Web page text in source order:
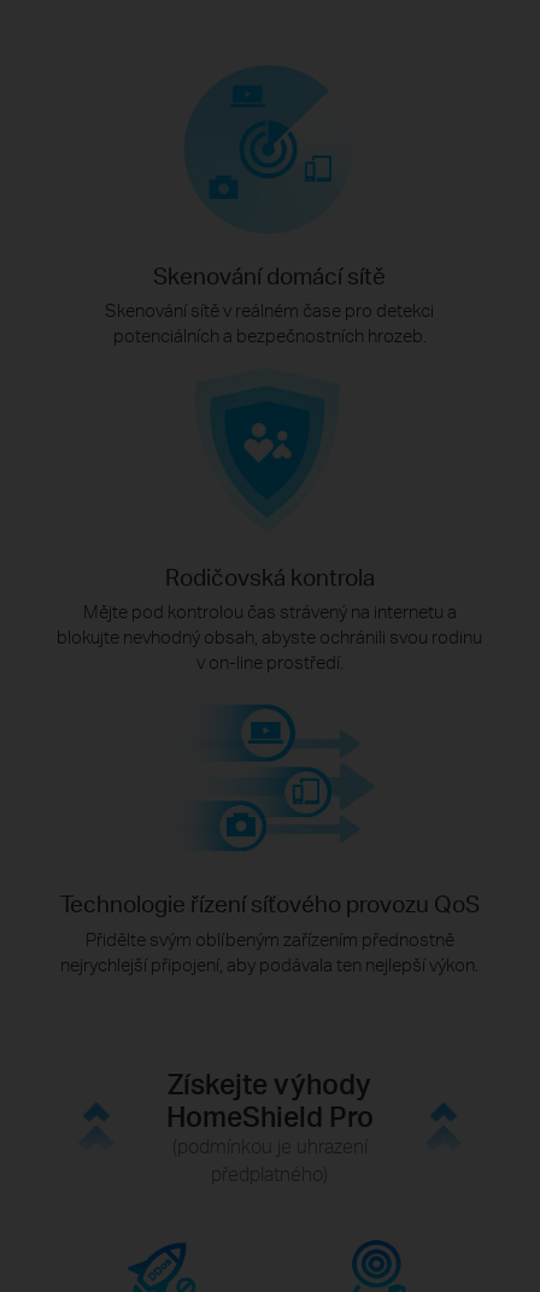
Skenování domácí sítě
Skenování sítě v reálném čase pro detekci
potenciálních a bezpečnostních hrozeb.
Rodičovská kontrola
Mějte pod kontrolou čas strávený na internetu a
blokujte nevhodný obsah, abyste ochránili svou rodinu
v on-line prostředí.
Technologie řízení síťového provozu QoS
Přidělte svým oblíbeným zařízením přednostně
nejrychlejší připojení, aby podávala ten nejlepší výkon.
Získejte výhody
HomeShield Pro
(podmínkou je uhrazení
předplatného)